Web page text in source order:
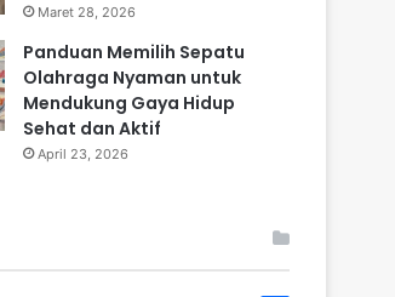
Maret 28, 2026
Panduan Memilih Sepatu
Olahraga Nyaman untuk
Mendukung Gaya Hidup
Sehat dan Aktif
April 23, 2026